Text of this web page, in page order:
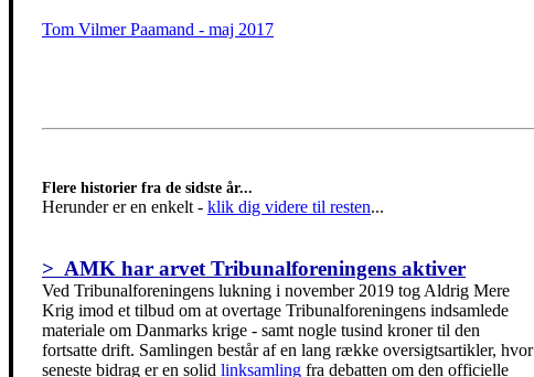
Tom Vilmer Paamand - maj 2017
Flere historier fra de sidste år...
Herunder er en enkelt - klik dig videre til resten...
> AMK har arvet Tribunalforeningens aktiver
Ved Tribunalforeningens lukning i november 2019 tog Aldrig Mere
Krig imod et tilbud om at overtage Tribunalforeningens indsamlede
materiale om Danmarks krige - samt nogle tusind kroner til den
fortsatte drift. Samlingen består af en lang række oversigtsartikler, hvor
seneste bidrag er en solid linksamling fra debatten om den officielle